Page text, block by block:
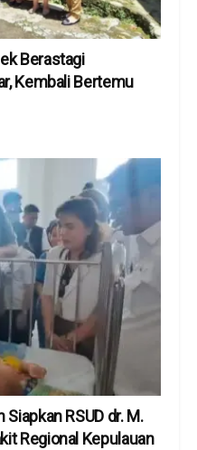
Berastagi
Kembali Bertemu
RSUD dr. M.
Regional Kepulauan